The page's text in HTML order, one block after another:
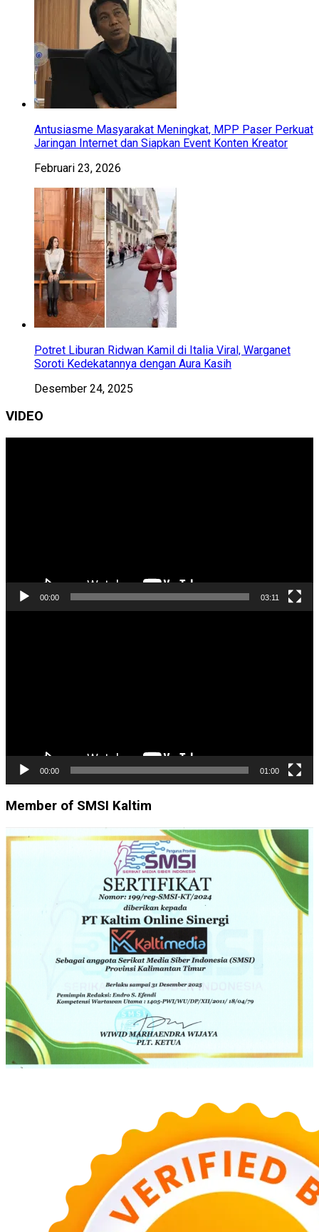
Antusiasme Masyarakat Meningkat, MPP Paser Perkuat
Jaringan Internet dan Siapkan Event Konten Kreator
Februari 23, 2026
Potret Liburan Ridwan Kamil di Italia Viral, Warganet
Soroti Kedekatannya dengan Aura Kasih
Desember 24, 2025
VIDEO
00:00 03:11
00:00 01:00
Member of SMSI Kaltim